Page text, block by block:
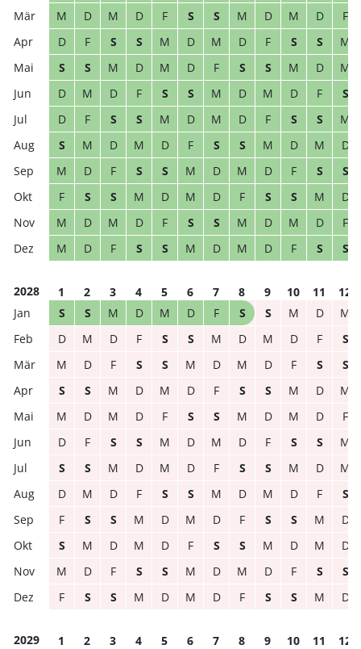
M D M D F S S M D M D
F
D
F S S M D M D F S S
M
S
S M D M D F S S M D
M
D
M D F S S M D M D F
S
D
F S S M D M D F S S
M
S
M D M D F S S M D M
D
M
D F S S M D M D F S
S
F
S S M D M D F S S M
D
M
D M D F S S M D M D
F
M
D F S S M D M D F S S
2028 1 2 3 4 5 6 7 8 9 10 11
12
S
S M D M D F S S M D
M
D
M D F S S M D M D F
S
M
D F S S M D M D F S
S
S
S M D M D F S S M D
M
M
D M D F S S M D M D
F
D
F S S M D M D F S S
M
S
S M D M D F S S M D
M
D
M D F S S M D M D F
S
F
S S M D M D F S S M
D
S
M D M D F S S M D M
D
M
D F S S M D M D F S
S
F
S S M D M D F S S M D
2029 1 2 3 4 5 6 7 8 9 10 11
12